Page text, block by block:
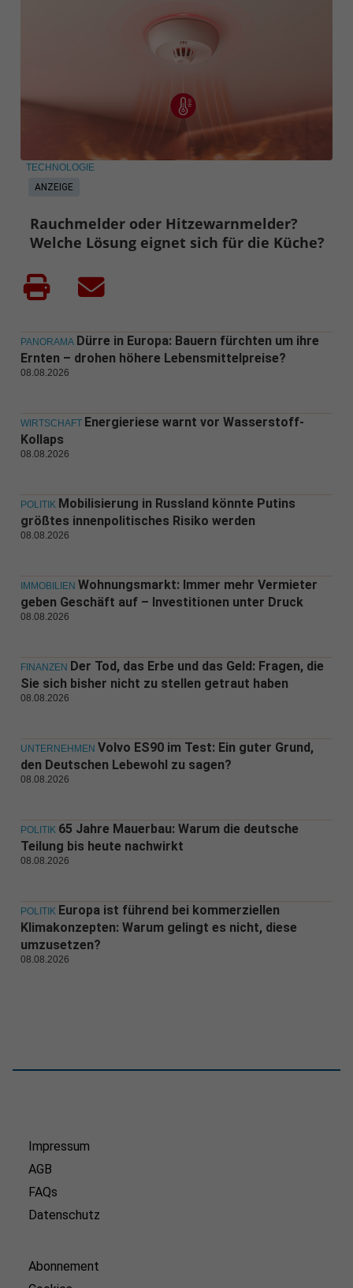
ANZEIGE
TECHNOLOGIE
Rauchmelder oder Hitzewarnmelder?
Welche Lösung eignet sich für die Küche?
PANORAMA Dürre in Europa: Bauern fürchten um ihre
Ernten – drohen höhere Lebensmittelpreise?
08.08.2026
WIRTSCHAFT Energieriese warnt vor Wasserstoff-
Kollaps
08.08.2026
POLITIK Mobilisierung in Russland könnte Putins
größtes innenpolitisches Risiko werden
08.08.2026
IMMOBILIEN Wohnungsmarkt: Immer mehr Vermieter
geben Geschäft auf – Investitionen unter Druck
08.08.2026
FINANZEN Der Tod, das Erbe und das Geld: Fragen, die
Sie sich bisher nicht zu stellen getraut haben
08.08.2026
UNTERNEHMEN Volvo ES90 im Test: Ein guter Grund,
den Deutschen Lebewohl zu sagen?
08.08.2026
POLITIK 65 Jahre Mauerbau: Warum die deutsche
Teilung bis heute nachwirkt
08.08.2026
POLITIK Europa ist führend bei kommerziellen
Klimakonzepten: Warum gelingt es nicht, diese
umzusetzen?
08.08.2026
Impressum
AGB
FAQs
Datenschutz
Abonnement